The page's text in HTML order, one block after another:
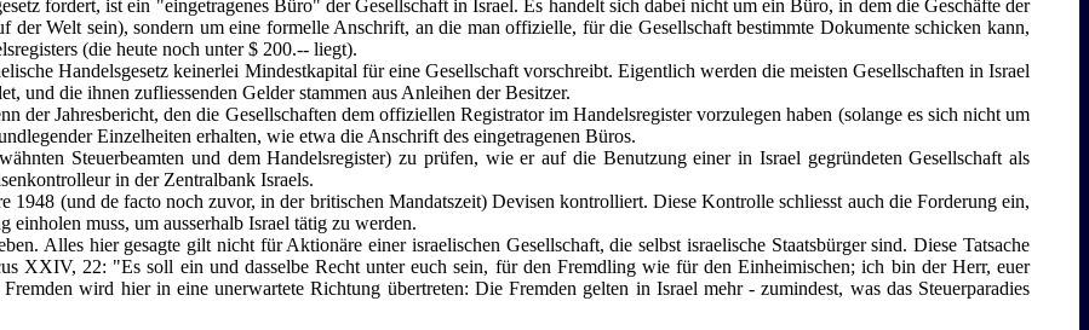
fordert, ist ein "eingetragenes Büro" der Gesellschaft in Israel. Es handelt sich dabei nicht um ein Büro, in dem die Geschäfte der
der Welt sein), sondern um eine formelle Anschrift, an die man offizielle, für die Gesellschaft bestimmte Dokumente schicken kann,
(die heute noch unter $ 200.-- liegt).
Handelsgesetz keinerlei Mindestkapital für eine Gesellschaft vorschreibt. Eigentlich werden die meisten Gesellschaften in Israel
und die ihnen zufliessenden Gelder stammen aus Anleihen der Besitzer.
der Jahresbericht, den die Gesellschaften dem offiziellen Registrator im Handelsregister vorzulegen haben (solange es sich nicht um
Einzelheiten erhalten, wie etwa die Anschrift des eingetragenen Büros.
Steuerbeamten und dem Handelsregister) zu prüfen, wie er auf die Benutzung einer in Israel gegründeten Gesellschaft als
in der Zentralbank Israels.
1948 (und de facto noch zuvor, in der britischen Mandatszeit) Devisen kontrolliert. Diese Kontrolle schliesst auch die Forderung ein,
muss, um ausserhalb Israel tätig zu werden.
Alles hier gesagte gilt nicht für Aktionäre einer israelischen Gesellschaft, die selbst israelische Staatsbürger sind. Diese Tatsache
XXIV, 22: "Es soll ein und dasselbe Recht unter euch sein, für den Fremdling wie für den Einheimischen; ich bin der Herr, euer
wird hier in eine unerwartete Richtung übertreten: Die Fremden gelten in Israel mehr - zumindest, was das Steuerparadies